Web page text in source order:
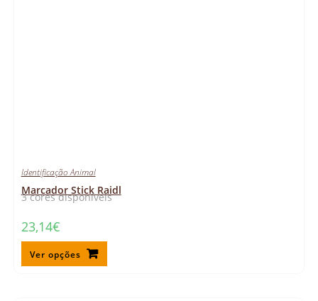
3 cores disponíveis
Identificação Animal
Marcador Stick Raidl
23,14€
Ver opções